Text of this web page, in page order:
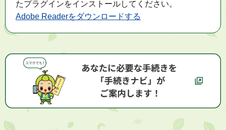
たプラグインをインストールしてください。
Adobe Readerをダウンロードする